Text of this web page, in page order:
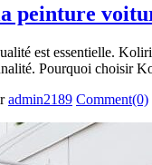
peinture
est essentielle.
Pourquoi choisir
admin2189 Comment(0)